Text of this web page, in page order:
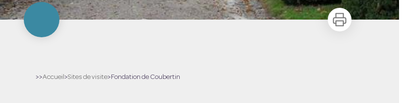
Imprimer
>>Accueil >Sites de visite> Fondation de Coubertin